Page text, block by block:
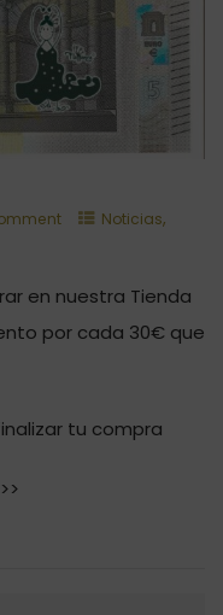
Noticias,
en nuestra Tienda
por cada 30€ que
tu compra